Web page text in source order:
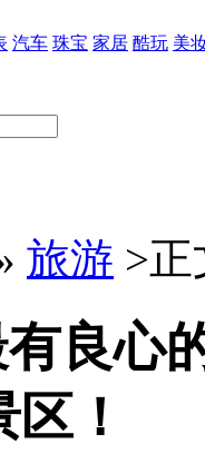
汽车 珠宝 家居 酷玩 美
旅游 >正
良心
！